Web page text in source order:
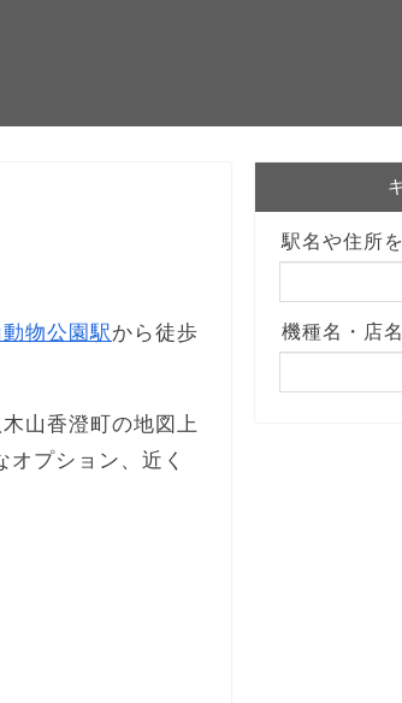
物公園駅から徒歩
山香澄町の地図上
プション、近く
駅名や住所
機種名・店